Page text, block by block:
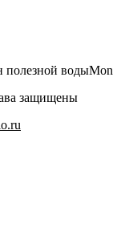
полезной
защищены